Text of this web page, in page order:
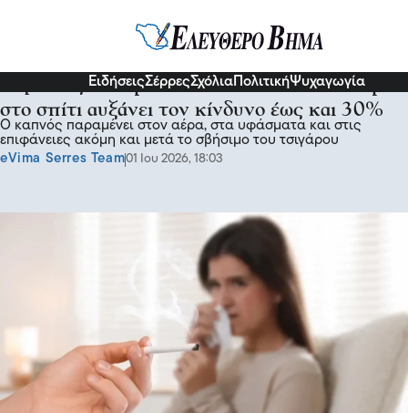
ΕιδήσειςΣέρρεςΣχόλια ΠολιτικήΨυχαγωγία
Καρκίνος πνεύμονα: Το παθητικό κάπνισμα
στο σπίτι αυξάνει τον κίνδυνο έως και 30%
Ο καπνός παραμένει στον αέρα, στα υφάσματα και στις
επιφάνειες ακόμη και μετά το σβήσιμο του τσιγάρου
eVima Serres Team01 Ιου 2026, 18:03